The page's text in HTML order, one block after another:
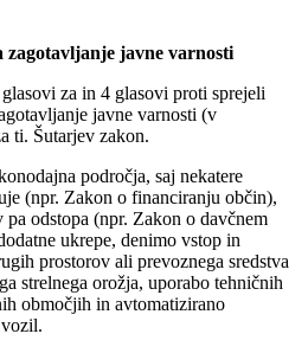
javne varnosti
za in 4 glasovi proti sprejeli
javne varnosti (v
ti. Šutarjev zakon.
področja, saj nekatere
(npr. Zakon o financiranju občin),
odstopa (npr. Zakon o davčnem
ukrepe, denimo vstop in
prostorov ali prevoznega sredstva
strelnega orožja, uporabo tehničnih
območjih in avtomatizirano